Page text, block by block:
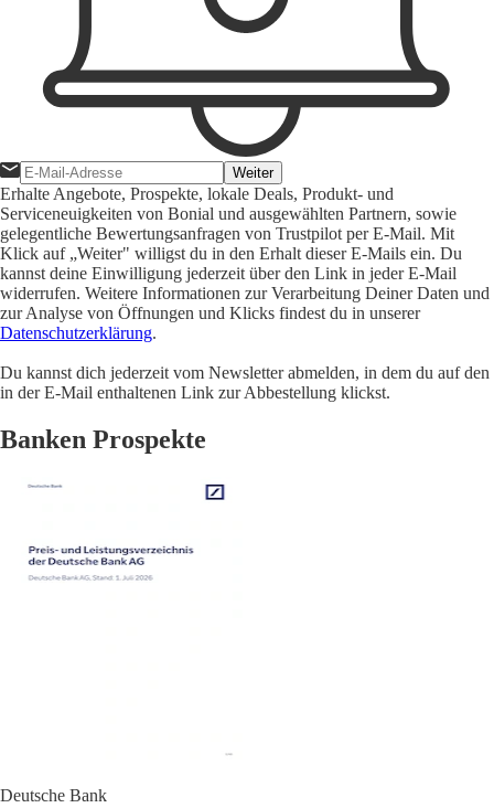
Weiter
Erhalte Angebote, Prospekte, lokale Deals, Produkt- und
Serviceneuigkeiten von Bonial und ausgewählten Partnern, sowie
gelegentliche Bewertungsanfragen von Trustpilot per E-Mail. Mit
Klick auf „Weiter" willigst du in den Erhalt dieser E-Mails ein. Du
kannst deine Einwilligung jederzeit über den Link in jeder E-Mail
widerrufen. Weitere Informationen zur Verarbeitung Deiner Daten und
zur Analyse von Öffnungen und Klicks findest du in unserer
Datenschutzerklärung.
Du kannst dich jederzeit vom Newsletter abmelden, in dem du auf den
in der E-Mail enthaltenen Link zur Abbestellung klickst.
Banken Prospekte
Deutsche Bank